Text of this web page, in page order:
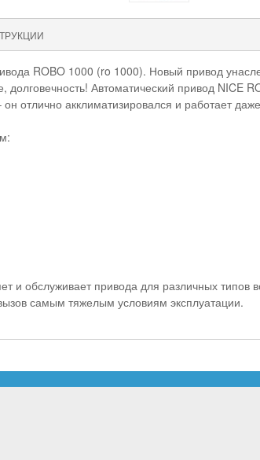
ROBO 1000 (ro 1000). Новый привод
долговечность! Автоматический привод
отлично акклиматизировался и работает
и обслуживает привода для различных типов
самым тяжелым условиям эксплуатации.